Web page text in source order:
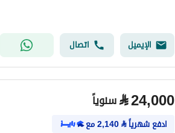
الإيميل اتصال
⃁24,000 سنوياً
ادفع شهرياً⃁
2,140مع